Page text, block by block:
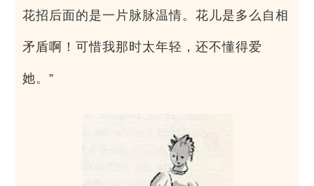
花招后面的是一片脉脉温情。花儿是多么自相
矛盾啊！可惜我那时太年轻，还不懂得爱
她。”